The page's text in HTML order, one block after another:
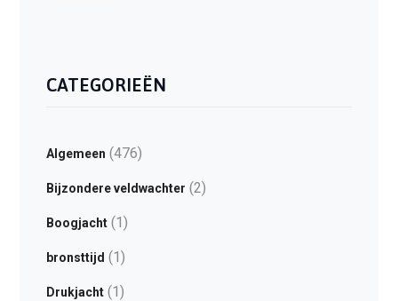
CATEGORIEËN
Algemeen (476)
Bijzondere veldwachter (2)
Boogjacht(1)
bronsttijd (1)
Drukjacht(1)